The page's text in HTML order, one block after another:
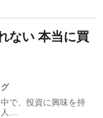
ない 本当に買
で、投資に興味を持
人…